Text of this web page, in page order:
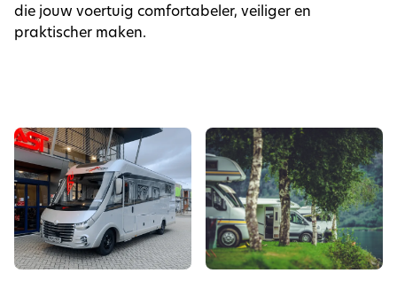
die jouw voertuig comfortabeler, veiliger en
praktischer maken.